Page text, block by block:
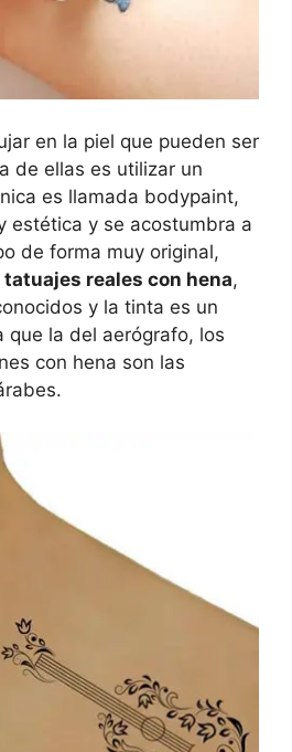
en la piel que pueden ser
de ellas es utilizar un
es llamada bodypaint,
estética y se acostumbra a
de forma muy original,
tatuajes reales con hena,
y la tinta es un
que la del aerógrafo, los
con hena son las